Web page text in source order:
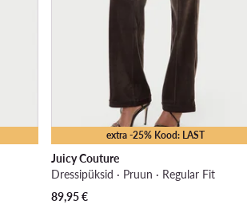
extra -25% Kood: LAST
Juicy Couture
Dressipüksid · Pruun · Regular Fit
89,95€